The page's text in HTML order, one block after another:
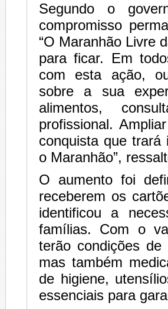
Segundo o
compromisso
“O Maranhão Livre
para ficar. Em
com esta ação,
sobre a sua
alimentos,
profissional.
conquista que trará
o Maranhão”,
O aumento foi
receberem os
identificou a
famílias. Com o
terão condições de
mas também
de higiene,
essenciais para